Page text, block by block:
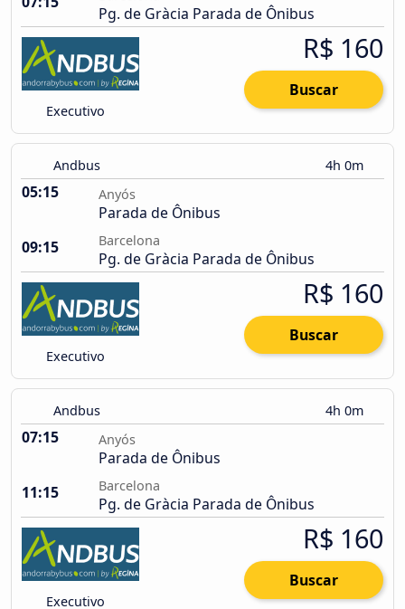
Pg. de Gràcia Parada de Ônibus
Executivo
R$ 160
Buscar
Andbus 4h 0m
05:15 Anyós
Parada de Ônibus
09:15
Barcelona
Pg. de Gràcia Parada de Ônibus
Executivo
R$ 160
Buscar
Andbus 4h 0m
07:15 Anyós
Parada de Ônibus
11:15
Barcelona
Pg. de Gràcia Parada de Ônibus
Executivo
R$ 160
Buscar